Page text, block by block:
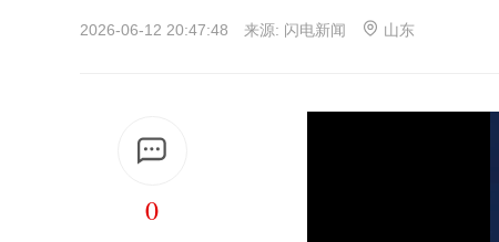
2026-06-12 20:47:48 来源: 闪电新闻 山东
0